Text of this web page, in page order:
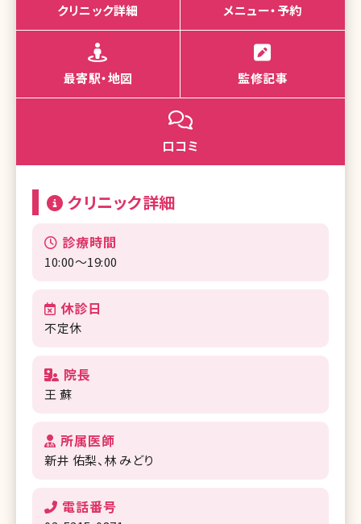
クリニック詳細 メニュー・予約
最寄駅・地図 監修記事
口コミ
クリニック詳細
診療時間
10:00～19:00
休診日
不定休
院長
王 蘇
所属医師
新井 佑梨 林 みどり
電話番号